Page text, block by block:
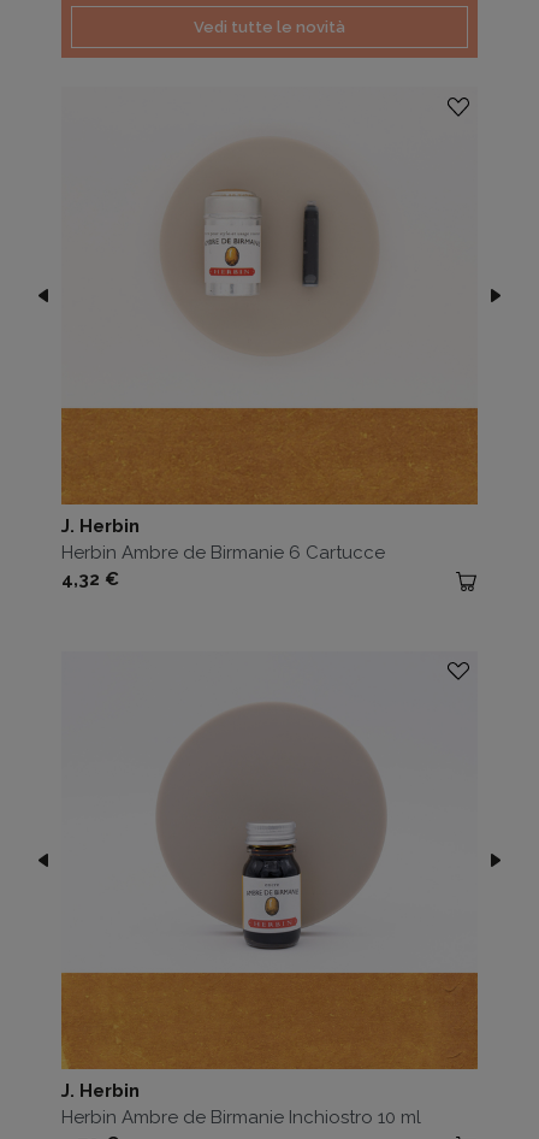
Vedi tutte le novità
J. Herbin
Herbin Ambre de Birmanie 6 Cartucce
Prezzo
4,32 €
J. Herbin
Herbin Ambre de Birmanie Inchiostro 10 ml